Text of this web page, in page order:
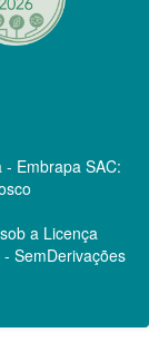
- Embrapa SAC:
a Licença
SemDerivações